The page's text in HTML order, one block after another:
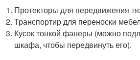
Протекторы для передвижения
Транспортир для переноски
Кусок тонкой фанеры (можно
шкафа, чтобы передвинуть его).